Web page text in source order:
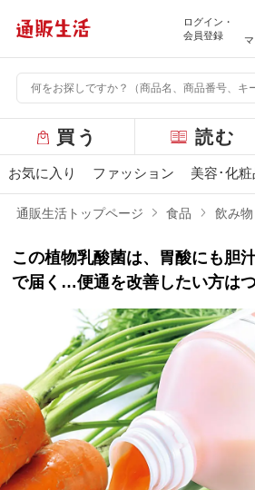
ログイン・
会員登録
ー
バ
ュ
ー
買う 読む
お気に入り ファッション 美容･化粧
通販生活トップページ 食品 飲み物
この植物乳酸菌は、胃酸にも胆
で届く…便通を改善したい方はつ